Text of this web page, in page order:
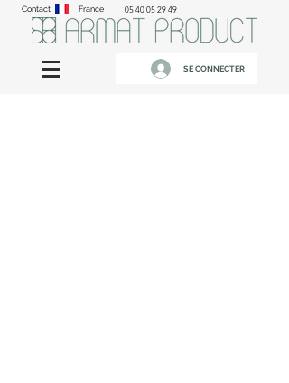
Contact France 05 40 05 29 49
SE CONNECTER